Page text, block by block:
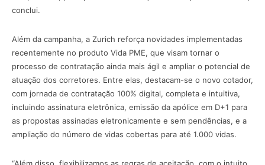
conclui.
Além da campanha, a Zurich reforça novidades implementadas
recentemente no produto Vida PME, que visam tornar o
processo de contratação ainda mais ágil e ampliar o potencial de
atuação dos corretores. Entre elas, destacam-se o novo cotador,
com jornada de contratação 100% digital, completa e intuitiva,
incluindo assinatura eletrônica, emissão da apólice em D+1 para
as propostas assinadas eletronicamente e sem pendências, e a
ampliação do número de vidas cobertas para até 1.000 vidas.